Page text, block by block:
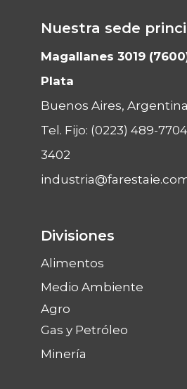
Nuestra sede
Magallanes 3019
Plata
Buenos Aires, Argentina
Tel. Fijo: (0223) 489-7704
3402
Divisiones
Alimentos
Medio Ambiente
Agro
Gas y Petróleo
Minería